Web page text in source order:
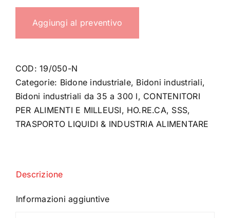
50
LT.
quantità
Aggiungi al preventivo
COD:19/050-N
Categorie: Bidone industriale, Bidoni industriali,
Bidoni industriali da 35 a 300 l, CONTENITORI
PER ALIMENTI E MILLEUSI, HO.RE.CA, SSS,
TRASPORTO LIQUIDI & INDUSTRIA ALIMENTARE
Descrizione
Informazioni aggiuntive